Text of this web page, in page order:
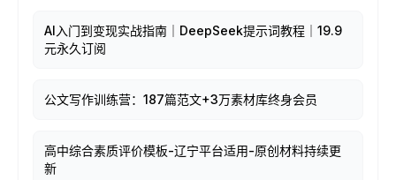
AI入门到变现实战指南｜DeepSeek提示词教程｜19.9
元永久订阅
公文写作训练营：187篇范文+3万素材库终身会员
高中综合素质评价模板-辽宁平台适用-原创材料持续更
新